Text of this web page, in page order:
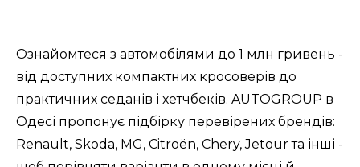
Ознайомтеся з автомобілями до 1 млн гривень -
від доступних компактних кросоверів до
практичних седанів і хетчбеків. AUTOGROUP в
Одесі пропонує підбірку перевірених брендів:
Renault, Skoda, MG, Citroën, Chery, Jetour та інші -